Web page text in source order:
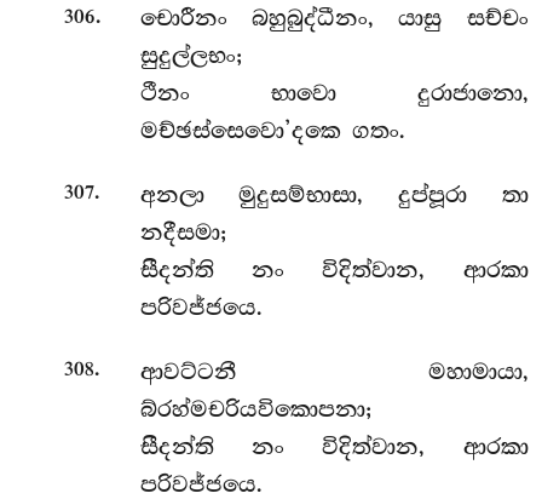
306.
චොරීනං බහුබුද්ධීනං, යාසු සච්චං
සුදුල්ලභං;
ථීනං භාවො දුරාජානො,
මච්ඡස්සෙවො’දකෙ ගතං.
307. අනලාමුදුසම්භාසා, දුප්පූරා තා
නදීසමා;
සීදන්ති නං විදිත්වාන, ආරකා
පරිවජ්ජයෙ.
308.
ආවට්ටනී මහාමායා,
බ්රහ්මචරියවිකොපනා;
සීදන්ති නං විදිත්වාන, ආරකා
පරිවජ්ජයෙ.